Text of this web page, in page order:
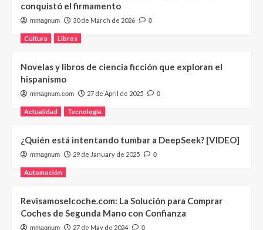
conquistó el firmamento
mmagnum 30 de March de 2026 0
Cultura Libros
Novelas y libros de ciencia ficción que exploran el
hispanismo
mmagnum.com 27 de April de 2025 0
Actualidad Tecnología
¿Quién está intentando tumbar a DeepSeek? [VIDEO]
mmagnum 29 de January de 2025 0
Automoción
Revisamoselcoche.com: La Solución para Comprar
Coches de Segunda Mano con Confianza
mmagnum 27 de May de 2024 0